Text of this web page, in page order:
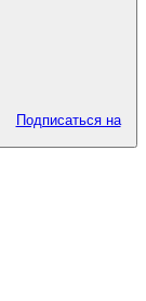
Подписаться на